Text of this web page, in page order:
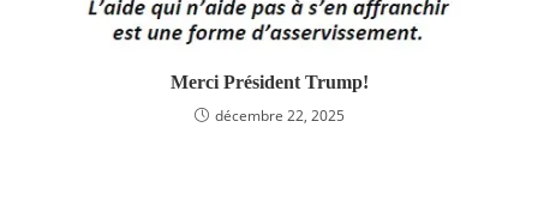
Merci Président Trump!
décembre 22, 2025